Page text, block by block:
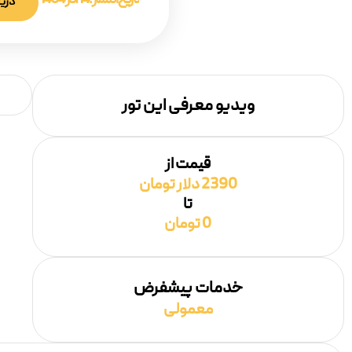
ویدیو معرفی این تور
قیمت از
2390 دلار تومان
تا
0 تومان
خدمات پیشفرض
معمولی